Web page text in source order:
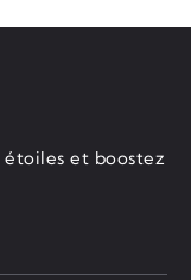
étoiles et boostez